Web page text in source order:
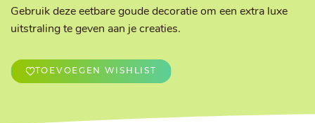
Gebruik deze eetbare goude decoratie om een extra luxe
uitstraling te geven aan je creaties.
TOEVOEGEN WISHLIST